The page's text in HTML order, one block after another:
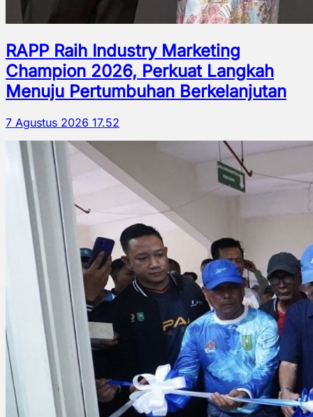
RAPP Raih Industry Marketing
Champion 2026, Perkuat Langkah
Menuju Pertumbuhan Berkelanjutan
7 Agustus 2026 17.52